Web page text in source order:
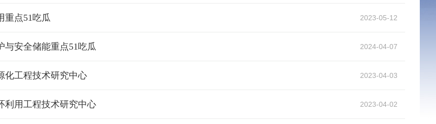
重点51吃瓜 2023-05-12
与安全储能重点51吃瓜 2024-04-07
化工程技术研究中心 2023-04-03
利用工程技术研究中心 2023-04-02